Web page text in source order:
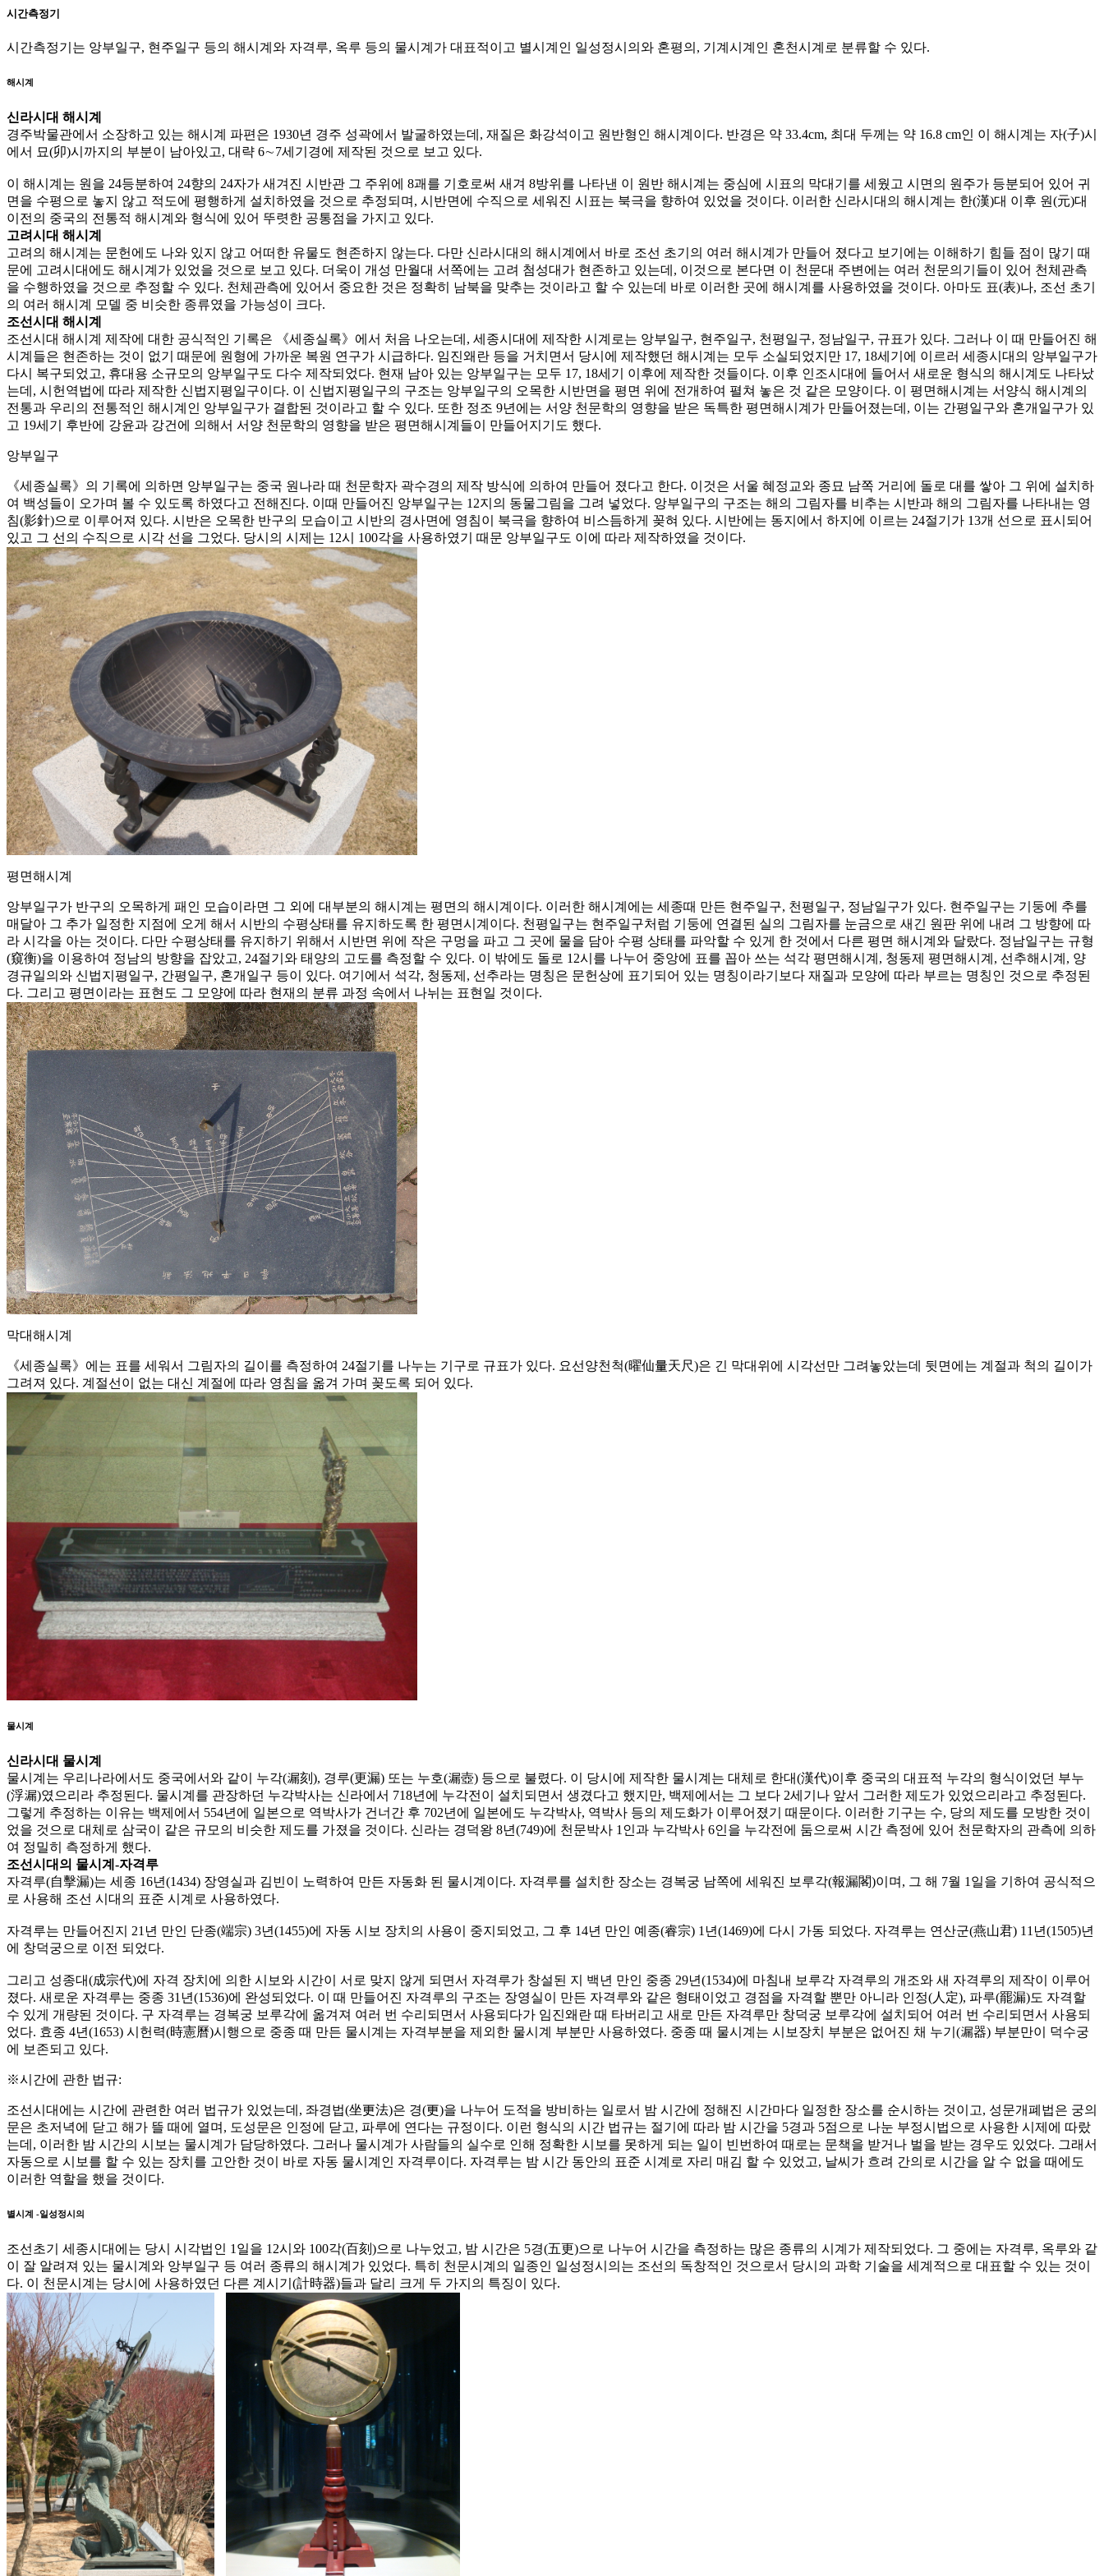
시간측정기
시간측정기는 앙부일구, 현주일구 등의 해시계와 자격루, 옥루 등의 물시계가 대표적이고 별시계인 일성정시의와 혼평의, 기계시계인 혼천시계로 분류할 수 있다.
해시계
신라시대 해시계
경주박물관에서 소장하고 있는 해시계 파편은 1930년 경주 성곽에서 발굴하였는데, 재질은 화강석이고 원반형인 해시계이다. 반경은 약 33.4cm, 최대 두께는 약 16.8 cm인 이 해시계는 자(子)시
에서 묘(卯)시까지의 부분이 남아있고, 대략 6∼7세기경에 제작된 것으로 보고 있다.
이 해시계는 원을 24등분하여 24향의 24자가 새겨진 시반관 그 주위에 8괘를 기호로써 새겨 8방위를 나타낸 이 원반 해시계는 중심에 시표의 막대기를 세웠고 시면의 원주가 등분되어 있어 귀
면을 수평으로 놓지 않고 적도에 평행하게 설치하였을 것으로 추정되며, 시반면에 수직으로 세워진 시표는 북극을 향하여 있었을 것이다. 이러한 신라시대의 해시계는 한(漢)대 이후 원(元)대
이전의 중국의 전통적 해시계와 형식에 있어 뚜렷한 공통점을 가지고 있다.
고려시대 해시계
고려의 해시계는 문헌에도 나와 있지 않고 어떠한 유물도 현존하지 않는다. 다만 신라시대의 해시계에서 바로 조선 초기의 여러 해시계가 만들어 졌다고 보기에는 이해하기 힘들 점이 많기 때
문에 고려시대에도 해시계가 있었을 것으로 보고 있다. 더욱이 개성 만월대 서쪽에는 고려 첨성대가 현존하고 있는데, 이것으로 본다면 이 천문대 주변에는 여러 천문의기들이 있어 천체관측
을 수행하였을 것으로 추정할 수 있다. 천체관측에 있어서 중요한 것은 정확히 남북을 맞추는 것이라고 할 수 있는데 바로 이러한 곳에 해시계를 사용하였을 것이다. 아마도 표(表)나, 조선 초기
의 여러 해시계 모델 중 비슷한 종류였을 가능성이 크다.
조선시대 해시계
조선시대 해시계 제작에 대한 공식적인 기록은 《세종실록》에서 처음 나오는데, 세종시대에 제작한 시계로는 앙부일구, 현주일구, 천평일구, 정남일구, 규표가 있다. 그러나 이 때 만들어진 해
시계들은 현존하는 것이 없기 때문에 원형에 가까운 복원 연구가 시급하다. 임진왜란 등을 거치면서 당시에 제작했던 해시계는 모두 소실되었지만 17, 18세기에 이르러 세종시대의 앙부일구가
다시 복구되었고, 휴대용 소규모의 앙부일구도 다수 제작되었다. 현재 남아 있는 앙부일구는 모두 17, 18세기 이후에 제작한 것들이다. 이후 인조시대에 들어서 새로운 형식의 해시계도 나타났
는데, 시헌역법에 따라 제작한 신법지평일구이다. 이 신법지평일구의 구조는 앙부일구의 오목한 시반면을 평면 위에 전개하여 펼쳐 놓은 것 같은 모양이다. 이 평면해시계는 서양식 해시계의
전통과 우리의 전통적인 해시계인 앙부일구가 결합된 것이라고 할 수 있다. 또한 정조 9년에는 서양 천문학의 영향을 받은 독특한 평면해시계가 만들어졌는데, 이는 간평일구와 혼개일구가 있
고 19세기 후반에 강윤과 강건에 의해서 서양 천문학의 영향을 받은 평면해시계들이 만들어지기도 했다.
앙부일구
《세종실록》의 기록에 의하면 앙부일구는 중국 원나라 때 천문학자 곽수경의 제작 방식에 의하여 만들어 졌다고 한다. 이것은 서울 혜정교와 종묘 남쪽 거리에 돌로 대를 쌓아 그 위에 설치하
여 백성들이 오가며 볼 수 있도록 하였다고 전해진다. 이때 만들어진 앙부일구는 12지의 동물그림을 그려 넣었다. 앙부일구의 구조는 해의 그림자를 비추는 시반과 해의 그림자를 나타내는 영
침(影針)으로 이루어져 있다. 시반은 오목한 반구의 모습이고 시반의 경사면에 영침이 북극을 향하여 비스듬하게 꽂혀 있다. 시반에는 동지에서 하지에 이르는 24절기가 13개 선으로 표시되어
있고 그 선의 수직으로 시각 선을 그었다. 당시의 시제는 12시 100각을 사용하였기 때문 앙부일구도 이에 따라 제작하였을 것이다.
평면해시계
앙부일구가 반구의 오목하게 패인 모습이라면 그 외에 대부분의 해시계는 평면의 해시계이다. 이러한 해시계에는 세종때 만든 현주일구, 천평일구, 정남일구가 있다. 현주일구는 기둥에 추를
매달아 그 추가 일정한 지점에 오게 해서 시반의 수평상태를 유지하도록 한 평면시계이다. 천평일구는 현주일구처럼 기둥에 연결된 실의 그림자를 눈금으로 새긴 원판 위에 내려 그 방향에 따
라 시각을 아는 것이다. 다만 수평상태를 유지하기 위해서 시반면 위에 작은 구멍을 파고 그 곳에 물을 담아 수평 상태를 파악할 수 있게 한 것에서 다른 평면 해시계와 달랐다. 정남일구는 규형
(窺衡)을 이용하여 정남의 방향을 잡았고, 24절기와 태양의 고도를 측정할 수 있다. 이 밖에도 돌로 12시를 나누어 중앙에 표를 꼽아 쓰는 석각 평면해시계, 청동제 평면해시계, 선추해시계, 양
경규일의와 신법지평일구, 간평일구, 혼개일구 등이 있다. 여기에서 석각, 청동제, 선추라는 명칭은 문헌상에 표기되어 있는 명칭이라기보다 재질과 모양에 따라 부르는 명칭인 것으로 추정된
다. 그리고 평면이라는 표현도 그 모양에 따라 현재의 분류 과정 속에서 나뉘는 표현일 것이다.
막대해시계
《세종실록》에는 표를 세워서 그림자의 길이를 측정하여 24절기를 나누는 기구로 규표가 있다. 요선양천척(曜仙量天尺)은 긴 막대위에 시각선만 그려놓았는데 뒷면에는 계절과 척의 길이가
그려져 있다. 계절선이 없는 대신 계절에 따라 영침을 옮겨 가며 꽂도록 되어 있다.
물시계
신라시대 물시계
물시계는 우리나라에서도 중국에서와 같이 누각(漏刻), 경루(更漏) 또는 누호(漏壺) 등으로 불렸다. 이 당시에 제작한 물시계는 대체로 한대(漢代)이후 중국의 대표적 누각의 형식이었던 부누
(浮漏)였으리라 추정된다. 물시계를 관장하던 누각박사는 신라에서 718년에 누각전이 설치되면서 생겼다고 했지만, 백제에서는 그 보다 2세기나 앞서 그러한 제도가 있었으리라고 추정된다.
그렇게 추정하는 이유는 백제에서 554년에 일본으로 역박사가 건너간 후 702년에 일본에도 누각박사, 역박사 등의 제도화가 이루어졌기 때문이다. 이러한 기구는 수, 당의 제도를 모방한 것이
었을 것으로 대체로 삼국이 같은 규모의 비슷한 제도를 가졌을 것이다. 신라는 경덕왕 8년(749)에 천문박사 1인과 누각박사 6인을 누각전에 둠으로써 시간 측정에 있어 천문학자의 관측에 의하
여 정밀히 측정하게 했다.
조선시대의 물시계-자격루
자격루(自擊漏)는 세종 16년(1434) 장영실과 김빈이 노력하여 만든 자동화 된 물시계이다. 자격루를 설치한 장소는 경복궁 남쪽에 세워진 보루각(報漏閣)이며, 그 해 7월 1일을 기하여 공식적으
로 사용해 조선 시대의 표준 시계로 사용하였다.
자격루는 만들어진지 21년 만인 단종(端宗) 3년(1455)에 자동 시보 장치의 사용이 중지되었고, 그 후 14년 만인 예종(睿宗) 1년(1469)에 다시 가동 되었다. 자격루는 연산군(燕山君) 11년(1505)년
에 창덕궁으로 이전 되었다.
그리고 성종대(成宗代)에 자격 장치에 의한 시보와 시간이 서로 맞지 않게 되면서 자격루가 창설된 지 백년 만인 중종 29년(1534)에 마침내 보루각 자격루의 개조와 새 자격루의 제작이 이루어
졌다. 새로운 자격루는 중종 31년(1536)에 완성되었다. 이 때 만들어진 자격루의 구조는 장영실이 만든 자격루와 같은 형태이었고 경점을 자격할 뿐만 아니라 인정(人定), 파루(罷漏)도 자격할
수 있게 개량된 것이다. 구 자격루는 경복궁 보루각에 옮겨져 여러 번 수리되면서 사용되다가 임진왜란 때 타버리고 새로 만든 자격루만 창덕궁 보루각에 설치되어 여러 번 수리되면서 사용되
었다. 효종 4년(1653) 시헌력(時憲曆)시행으로 중종 때 만든 물시계는 자격부분을 제외한 물시계 부분만 사용하였다. 중종 때 물시계는 시보장치 부분은 없어진 채 누기(漏器) 부분만이 덕수궁
에 보존되고 있다.
※시간에 관한 법규:
조선시대에는 시간에 관련한 여러 법규가 있었는데, 좌경법(坐更法)은 경(更)을 나누어 도적을 방비하는 일로서 밤 시간에 정해진 시간마다 일정한 장소를 순시하는 것이고, 성문개폐법은 궁의
문은 초저녁에 닫고 해가 뜰 때에 열며, 도성문은 인정에 닫고, 파루에 연다는 규정이다. 이런 형식의 시간 법규는 절기에 따라 밤 시간을 5경과 5점으로 나눈 부정시법으로 사용한 시제에 따랐
는데, 이러한 밤 시간의 시보는 물시계가 담당하였다. 그러나 물시계가 사람들의 실수로 인해 정확한 시보를 못하게 되는 일이 빈번하여 때로는 문책을 받거나 벌을 받는 경우도 있었다. 그래서
자동으로 시보를 할 수 있는 장치를 고안한 것이 바로 자동 물시계인 자격루이다. 자격루는 밤 시간 동안의 표준 시계로 자리 매김 할 수 있었고, 날씨가 흐려 간의로 시간을 알 수 없을 때에도
이러한 역할을 했을 것이다.
별시계 -일성정시의
조선초기 세종시대에는 당시 시각법인 1일을 12시와 100각(百刻)으로 나누었고, 밤 시간은 5경(五更)으로 나누어 시간을 측정하는 많은 종류의 시계가 제작되었다. 그 중에는 자격루, 옥루와 같
이 잘 알려져 있는 물시계와 앙부일구 등 여러 종류의 해시계가 있었다. 특히 천문시계의 일종인 일성정시의는 조선의 독창적인 것으로서 당시의 과학 기술을 세계적으로 대표할 수 있는 것이
다. 이 천문시계는 당시에 사용하였던 다른 계시기(計時器)들과 달리 크게 두 가지의 특징이 있다.